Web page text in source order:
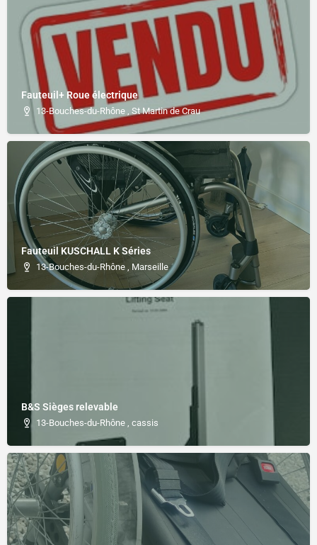
Fauteuil+ Roue électrique
13-Bouches-du-Rhône , St Martin de Crau
Fauteuil KUSCHALL K Séries
13-Bouches-du-Rhône , Marseille
B&S Sièges relevable
13-Bouches-du-Rhône , cassis